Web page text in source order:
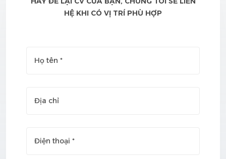
HỆ KHI CÓ VỊ TRÍ PHÙ HỢP